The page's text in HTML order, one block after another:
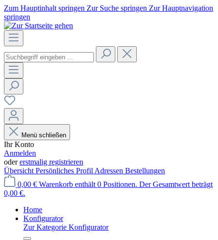
Zum Hauptinhalt springen Zur Suche springen Zur Hauptnavigation
springen
Menü schließen
Ihr Konto
Anmelden
odererstmalig registrieren
Übersicht Persönliches Profil Adressen Bestellungen
0,00 € Warenkorb enthält 0 Positionen. Der Gesamtwert beträgt
0,00 €.
Home
Konfigurator
Zur Kategorie Konfigurator